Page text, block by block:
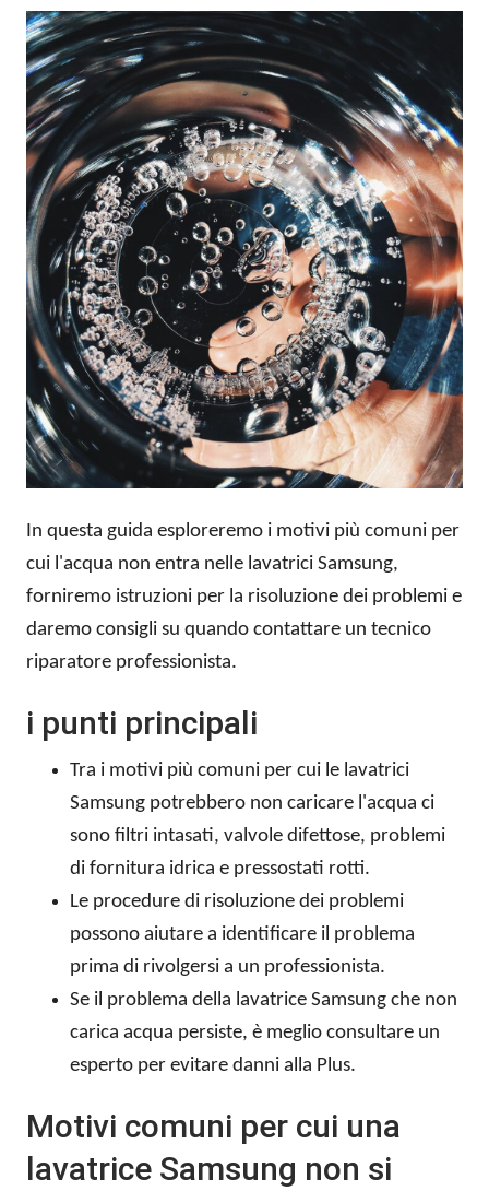
In questa guida esploreremo i motivi più comuni per
cui l'acqua non entra nelle lavatrici Samsung,
forniremo istruzioni per la risoluzione dei problemi e
daremo consigli su quando contattare un tecnico
riparatore professionista.
i punti principali
Tra i motivi più comuni per cui le lavatrici
Samsung potrebbero non caricare l'acqua ci
sono filtri intasati, valvole difettose, problemi
di fornitura idrica e pressostati rotti.
Le procedure di risoluzione dei problemi
possono aiutare a identificare il problema
prima di rivolgersi a un professionista.
Se il problema della lavatrice Samsung che non
carica acqua persiste, è meglio consultare un
esperto per evitare danni alla Plus.
Motivi comuni per cui una
lavatrice Samsung non si